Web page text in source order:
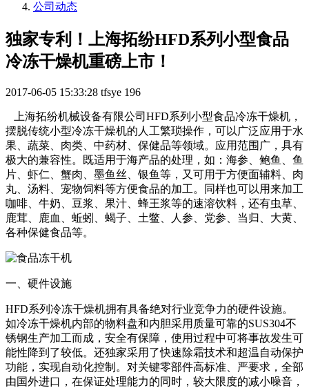
公司动态
独家专利！上海拓纷HFD系列小型食品
冷冻干燥机重磅上市！
2017-06-05 15:33:28 tfsye 196
上海拓纷机械设备有限公司HFD系列小型食品冷冻干燥机，
摆脱传统小型冷冻干燥机的人工繁琐操作，可以广泛应用于水
果、蔬菜、肉类、中药材、保健品等领域。应用范围广，具有
极大的兼容性。既适用于海产品的处理，如：海参、鲍鱼、鱼
片、虾仁、蟹肉、墨鱼丝、银鱼等，又可用于方便面辅料、肉
丸、汤料、宠物饲料等方便食品的加工。同样也可以用来加工
咖啡、牛奶、豆浆、果汁、蜂王浆等的速溶饮料，还有虫草、
鹿茸、鹿血、蚯蚓、蝎子、土鳖、人参、党参、当归、大黄、
各种保健食品等。
一、硬件设施
HFD系列冷冻干燥机拥有具备绝对行业竞争力的硬件设施。
如冷冻干燥机内部的物料盘和内胆采用质量可靠的SUS304不
锈钢生产加工而成，安全有保障，使用过程中可将事故发生可
能性降到了较低。还独家采用了快速除霜技术和超温自动保护
功能，实现自动化控制。对关键零部件高标准、严要求，全部
由国外进口，在保证处理能力的同时，较大限度的减小噪音，